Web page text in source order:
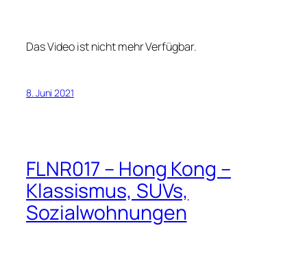
Das Video ist nicht mehr Verfügbar.
8. Juni 2021
FLNR017 – Hong Kong –
Klassismus, SUVs,
Sozialwohnungen